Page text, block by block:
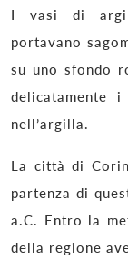
I vasi di
portavano
su uno sfondo
delicatamente
nell’argilla.
La città di
partenza di
a.C. Entro la
della regione